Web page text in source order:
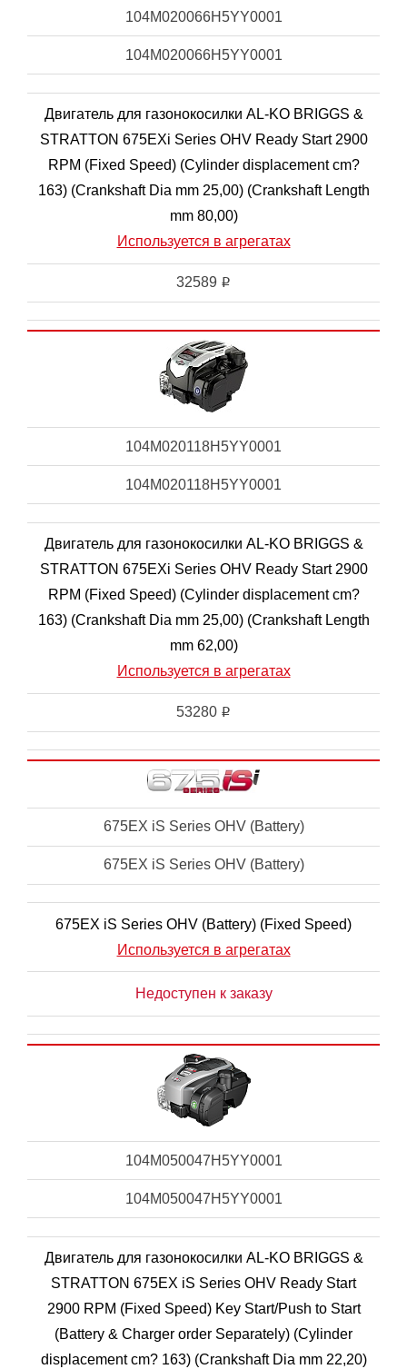
104M020066H5YY0001
104M020066H5YY0001
Двигатель для газонокосилки AL-KO BRIGGS &
STRATTON 675EXi Series OHV Ready Start 2900
RPM (Fixed Speed) (Cylinder displacement cm?
163) (Crankshaft Dia mm 25,00) (Crankshaft Length
mm 80,00)
Используется в агрегатах
32589 i
104M020118H5YY0001
104M020118H5YY0001
Двигатель для газонокосилки AL-KO BRIGGS &
STRATTON 675EXi Series OHV Ready Start 2900
RPM (Fixed Speed) (Cylinder displacement cm?
163) (Crankshaft Dia mm 25,00) (Crankshaft Length
mm 62,00)
Используется в агрегатах
53280 i
675EX iS Series OHV (Battery)
675EX iS Series OHV (Battery)
675EX iS Series OHV (Battery) (Fixed Speed)
Используется в агрегатах
Недоступен к заказу
104M050047H5YY0001
104M050047H5YY0001
Двигатель для газонокосилки AL-KO BRIGGS &
STRATTON 675EX iS Series OHV Ready Start
2900 RPM (Fixed Speed) Key Start/Push to Start
(Battery & Charger order Separately) (Cylinder
displacement cm? 163) (Crankshaft Dia mm 22,20)